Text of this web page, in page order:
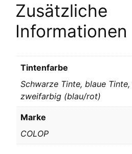
Zusätzliche
Informationen
Tintenfarbe
Schwarze Tinte, blaue
zweifarbig (blau/rot)
Marke
COLOP